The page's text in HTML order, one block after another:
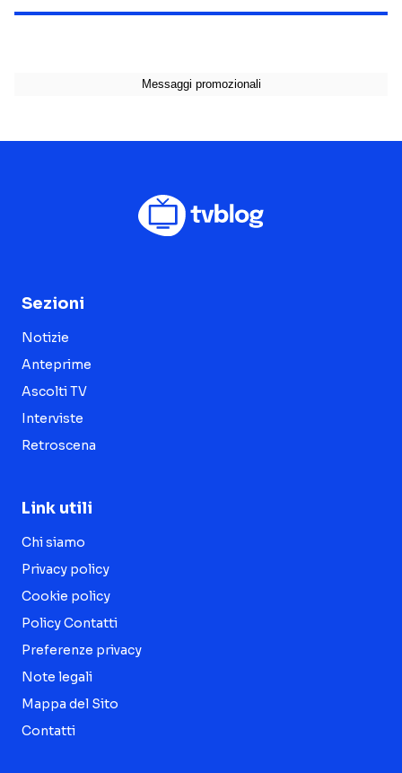
Sezioni
Notizie
Anteprime
Ascolti TV
Interviste
Retroscena
Link utili
Chi siamo
Privacy policy
Cookie policy
Policy Contatti
Preferenze privacy
Note legali
Mappa del Sito
Contatti